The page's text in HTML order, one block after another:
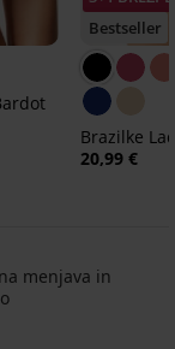
Bestseller
Brazilke
20,99 €
menjava in